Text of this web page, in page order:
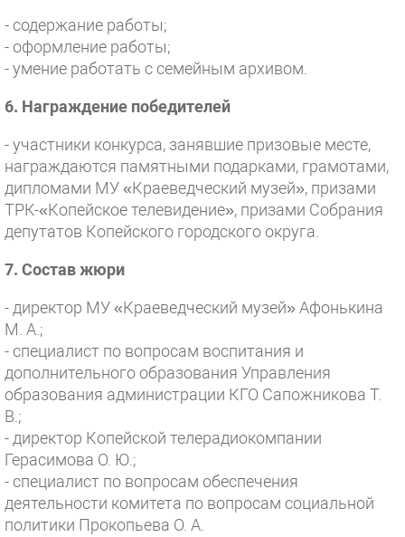
- содержание работы;
- оформление работы;
- умение работать с семейным архивом.
6. Награждение победителей
- участники конкурса, занявшие призовые месте,
награждаются памятными подарками, грамотами,
дипломами МУ «Краеведческий музей», призами
ТРК-«Копейское телевидение», призами Собрания
депутатов Копейского городского округа.
7. Состав жюри
- директор МУ «Краеведческий музей» Афонькина
М. А.;
- специалист по вопросам воспитания и
дополнительного образования Управления
образования администрации КГО Сапожникова Т.
В.;
- директор Копейской телерадиокомпании
Герасимова О. Ю.;
- специалист по вопросам обеспечения
деятельности комитета по вопросам социальной
политики Прокопьева О. А.